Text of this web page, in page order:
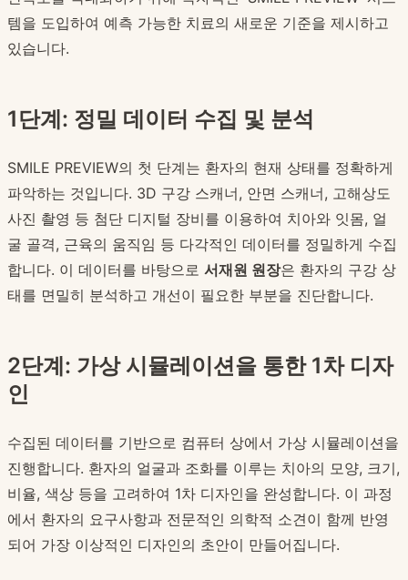
템을 도입하여 예측 가능한 치료의 새로운 기준을 제시하고
있습니다.
1단계: 정밀 데이터 수집 및 분석
SMILE PREVIEW의 첫 단계는 환자의 현재 상태를 정확하게
파악하는 것입니다. 3D 구강 스캐너, 안면 스캐너, 고해상도
사진 촬영 등 첨단 디지털 장비를 이용하여 치아와 잇몸, 얼
굴 골격, 근육의 움직임 등 다각적인 데이터를 정밀하게 수집
합니다. 이 데이터를 바탕으로 서재원 원장은 환자의 구강 상
태를 면밀히 분석하고 개선이 필요한 부분을 진단합니다.
2단계: 가상 시뮬레이션을 통한 1차 디자
인
수집된 데이터를 기반으로 컴퓨터 상에서 가상 시뮬레이션을
진행합니다. 환자의 얼굴과 조화를 이루는 치아의 모양, 크기,
비율, 색상 등을 고려하여 1차 디자인을 완성합니다. 이 과정
에서 환자의 요구사항과 전문적인 의학적 소견이 함께 반영
되어 가장 이상적인 디자인의 초안이 만들어집니다.